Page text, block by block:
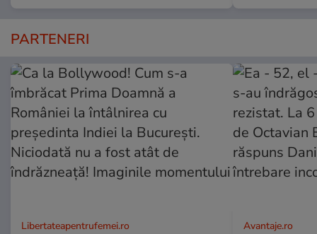
PARTENERI
Libertateapentrufemei.ro Avantaje.ro